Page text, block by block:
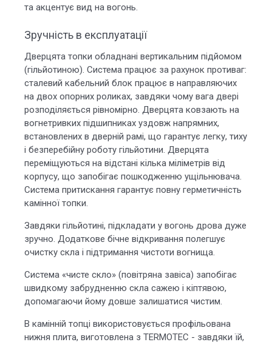
та акцентує вид на вогонь.
Зручність в експлуатації
Дверцята топки обладнані вертикальним підйомом
(гільйотиною). Система працює за рахунок противаг:
сталевий кабельний блок працює в направляючих
на двох опорних роликах, завдяки чому вага двері
розподіляється рівномірно. Дверцята ковзають на
вогнетривких підшипниках уздовж напрямних,
встановлених в дверній рамі, що гарантує легку, тиху
і безперебійну роботу гільйотини. Дверцята
переміщуються на відстані кілька міліметрів від
корпусу, що запобігає пошкодженню ущільнювача.
Система притискання гарантує повну герметичність
камінної топки.
Завдяки гільйотині, підкладати у вогонь дрова дуже
зручно. Додаткове бічне відкривання полегшує
очистку скла і підтримання чистоти вогнища.
Система «чисте скло» (повітряна завіса) запобігає
швидкому забрудненню скла сажею і кіптявою,
допомагаючи йому довше залишатися чистим.
В камінній топці використовується профільована
нижня плита, виготовлена ​​з TERMOTEC - завдяки їй,